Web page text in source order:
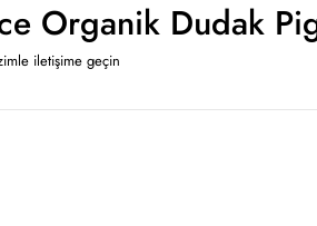
Organik Dudak
iletişime geçin